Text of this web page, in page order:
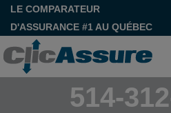
LE COMPARATEUR
D'ASSURANCE #1 AU QUÉBEC
514-